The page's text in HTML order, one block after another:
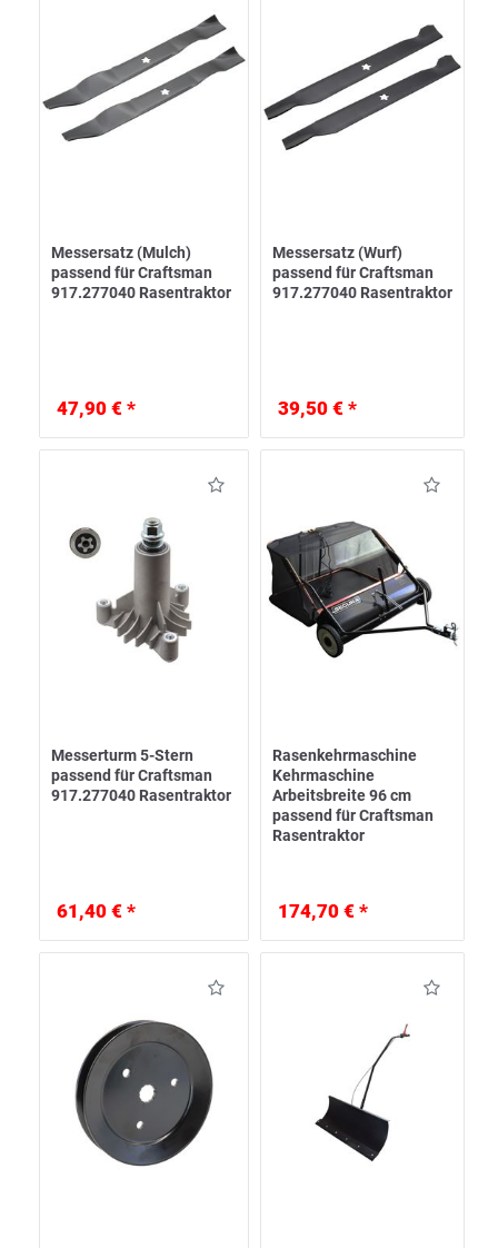
Messersatz (Mulch)
passend für Craftsman
917.277040 Rasentraktor
47,90 € *
Messersatz (Wurf)
passend für Craftsman
917.277040 Rasentraktor
39,50 € *
Messerturm 5-Stern
passend für Craftsman
917.277040 Rasentraktor
61,40 € *
Rasenkehrmaschine
Kehrmaschine
Arbeitsbreite 96 cm
passend für Craftsman
Rasentraktor
174,70 € *